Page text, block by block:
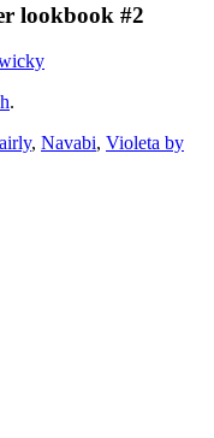
lookbook #2
.
, Navabi, Violeta by